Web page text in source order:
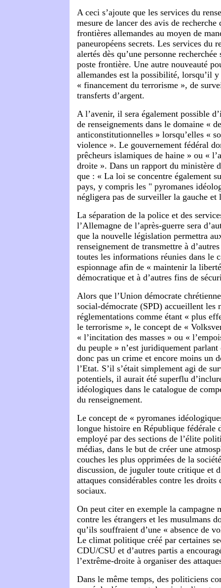
A ceci s’ajoute que les services du
mesure de lancer des avis de recherche
frontières allemandes au moyen de
paneuropéens secrets. Les services du
alertés dès qu’une personne recherchée
poste frontière. Une autre nouveauté
allemandes est la possibilité, lorsqu’il
« financement du terrorisme », de
transferts d’argent.
A l’avenir, il sera également possible
de renseignements dans le domaine «
anticonstitutionnelles » lorsqu’elles «
violence ». Le gouvernement fédéral
prêcheurs islamiques de haine » ou «
droite ». Dans un rapport du ministère
que : « La loi se concentre également
pays, y compris les " pyromanes
négligera pas de surveiller la gauche et
La séparation de la police et des
l’Allemagne de l’après-guerre sera
que la nouvelle législation permettra
renseignement de transmettre à
toutes les informations réunies dans le
espionnage afin de « maintenir la
démocratique et à d’autres fins de
Alors que l’Union démocrate
social-démocrate (SPD) accueillent les
réglementations comme étant « plus
le terrorisme », le concept de «
« l’incitation des masses » ou «
du peuple » n’est juridiquement
donc pas un crime et encore moins un
l’Etat. S’il s’était simplement agi de
potentiels, il aurait été superflu
idéologiques dans le catalogue de
du renseignement.
Le concept de « pyromanes
longue histoire en République fédérale
employé par des sections de l’élite
médias, dans le but de créer une
couches les plus opprimées de la
discussion, de juguler toute critique et
attaques considérables contre les droits
sociaux.
On peut citer en exemple la campagne
contre les étrangers et les musulmans
qu’ils souffraient d’une « absence de
Le climat politique créé par certaines
CDU/CSU et d’autres partis a
l’extrême-droite à organiser des
Dans le même temps, des politiciens